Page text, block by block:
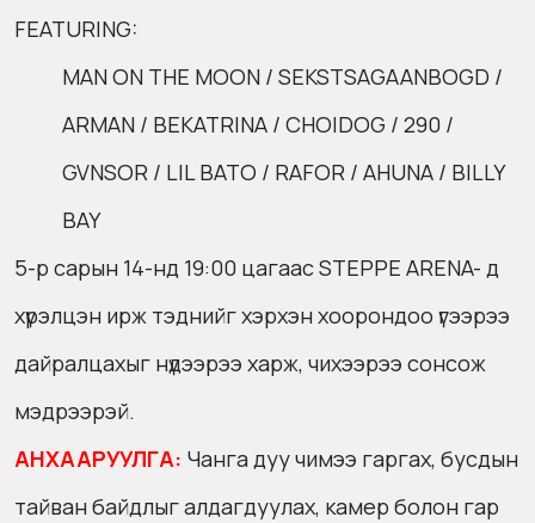
FEATURING:
MAN ON THE MOON / SEKSTSAGAANBOGD /
ARMAN / BEKATRINA / CHOIDOG / 290 /
GVNSOR / LIL BATO / RAFOR / AHUNA / BILLY
BAY
5-р сарын 14-нд 19:00 цагаас STEPPE ARENA- д
хүрэлцэн ирж тэднийг хэрхэн хоорондоо үгээрээ
дайралцахыг нүдээрээ харж, чихээрээ сонсож
мэдрээрэй.
AНХААРУУЛГА: Чанга дуу чимээ гаргах, бусдын
тайван байдлыг алдагдуулах, камер болон гар